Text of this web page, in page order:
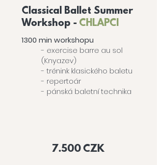
Classical Ballet Summer
Workshop - CHLAPCI
1300 min workshopu
- exercise barre au sol
(Knyazev)
- trénink klasického baletu
- repertoár
- pánská baletní technika
7.500 CZK